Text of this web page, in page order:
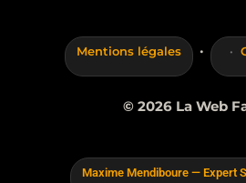
Mentions légales ·
© 2026 La Web
Maxime Mendiboure — Expert